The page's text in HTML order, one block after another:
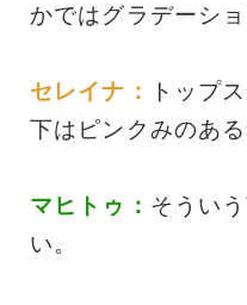
かではグラデーシ
セレイナ：
トップ
下はピンクみのあ
マヒトゥ： そうい
い。